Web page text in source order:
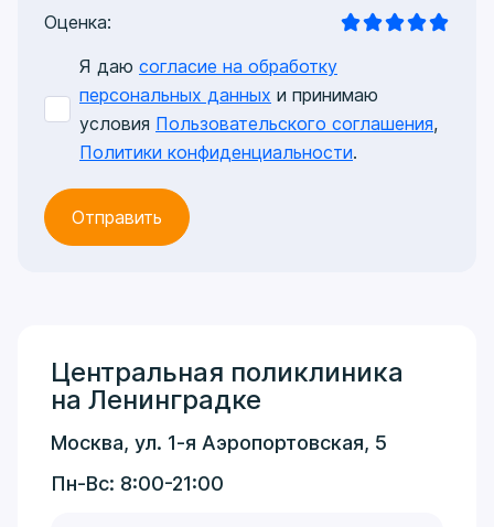
Оценка:
Я даю согласие на обработку
персональных данных и принимаю
условия Пользовательского соглашения,
Политики конфиденциальности.
Центральная поликлиника
на Ленинградке
Москва, ул. 1-я Аэропортовская, 5
Пн-Вс: 8:00-21:00